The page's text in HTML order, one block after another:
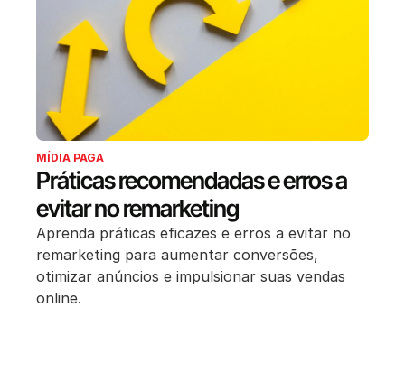
MÍDIA PAGA
Práticas recomendadas e erros a
evitar no remarketing
Aprenda práticas eficazes e erros a evitar no
remarketing para aumentar conversões,
otimizar anúncios e impulsionar suas vendas
online.